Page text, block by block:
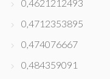
0,4621212493
0,4712353895
0,474076667
0,484359091